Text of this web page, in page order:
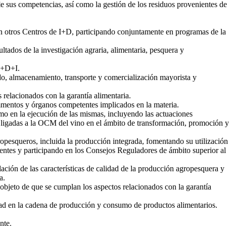
competencias, así como la gestión de los residuos provenientes de
Centros de I+D, participando conjuntamente en programas de la
de la investigación agraria, alimentaria, pesquera y
almacenamiento, transporte y comercialización mayorista y
con la garantía alimentaria.
y órganos competentes implicados en la materia.
en la ejecución de las mismas, incluyendo las actuaciones
a la OCM del vino en el ámbito de transformación, promoción y
incluida la producción integrada, fomentando su utilización
y participando en los Consejos Reguladores de ámbito superior al
de las características de calidad de la producción agropesquera y
de que se cumplan los aspectos relacionados con la garantía
en la cadena de producción y consumo de productos alimentarios.